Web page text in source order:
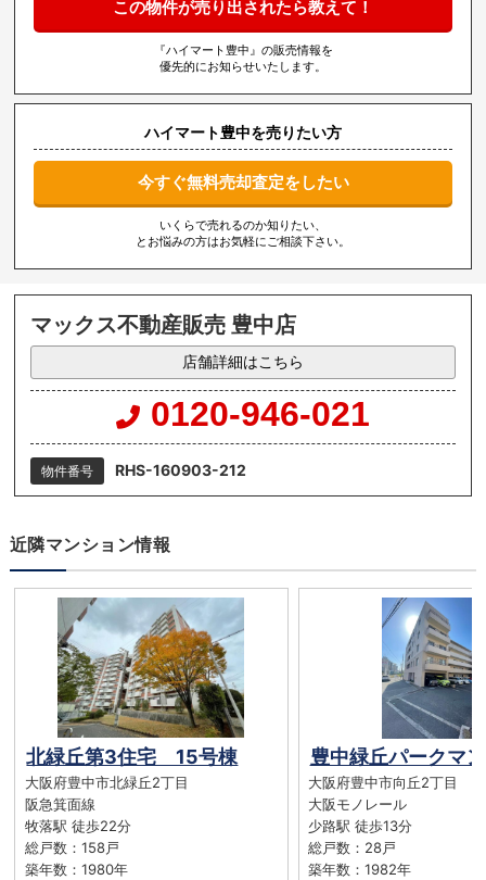
この物件が売り出されたら教えて！
『ハイマート豊中』の販売情報を
優先的にお知らせいたします。
ハイマート豊中を売りたい方
今すぐ無料売却査定をしたい
いくらで売れるのか知りたい、
とお悩みの方はお気軽にご相談下さい。
マックス不動産販売 豊中店
店舗詳細はこちら
0120-946-021
物件番号 RHS-160903-212
近隣マンション情報
北緑丘第3住宅 15号棟
大阪府豊中市北緑丘2丁目
阪急箕面線
牧落駅 徒歩22分
総戸数：158戸
築年数：1980年
豊中緑丘パークマ
大阪府豊中市向丘2丁目
大阪モノレール
少路駅 徒歩13分
総戸数：28戸
築年数：1982年